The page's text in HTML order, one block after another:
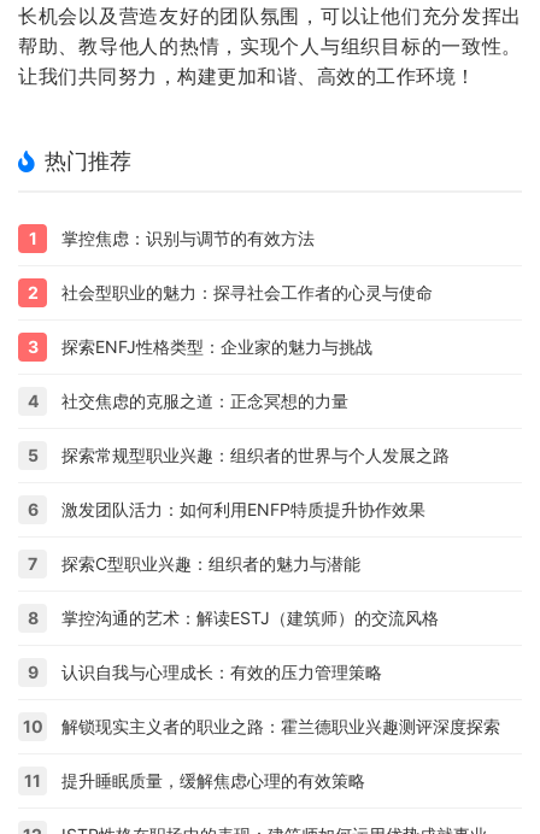
长机会以及营造友好的团队氛围，可以让他们充分发挥出
帮助、教导他人的热情，实现个人与组织目标的一致性。
让我们共同努力，构建更加和谐、高效的工作环境！
热门推荐
1 掌控焦虑：识别与调节的有效方法
2 社会型职业的魅力：探寻社会工作者的心灵与使命
3 探索ENFJ性格类型：企业家的魅力与挑战
4 社交焦虑的克服之道：正念冥想的力量
5 探索常规型职业兴趣：组织者的世界与个人发展之路
6 激发团队活力：如何利用ENFP特质提升协作效果
7 探索C型职业兴趣：组织者的魅力与潜能
8 掌控沟通的艺术：解读ESTJ（建筑师）的交流风格
9 认识自我与心理成长：有效的压力管理策略
10 解锁现实主义者的职业之路：霍兰德职业兴趣测评深度探索
11 提升睡眠质量，缓解焦虑心理的有效策略